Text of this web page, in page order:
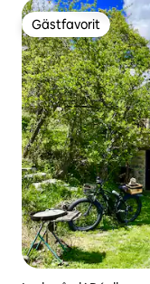
Gästfavorit
Gästfavorit